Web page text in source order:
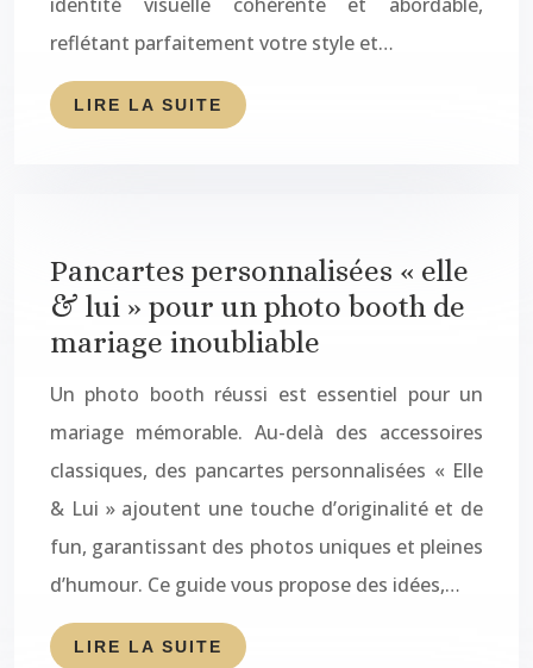
reflétant parfaitement votre style et…
LIRE LA SUITE
Pancartes personnalisées « elle
& lui » pour un photo booth de
mariage inoubliable
Un photo booth réussi est essentiel pour un
mariage mémorable. Au-delà des accessoires
classiques, des pancartes personnalisées « Elle
& Lui » ajoutent une touche d’originalité et de
fun, garantissant des photos uniques et pleines
d’humour. Ce guide vous propose des idées,…
LIRE LA SUITE